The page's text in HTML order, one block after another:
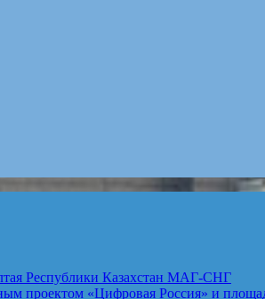
Республики Казахстан МАГ-СНГ
«Цифровая Россия» и